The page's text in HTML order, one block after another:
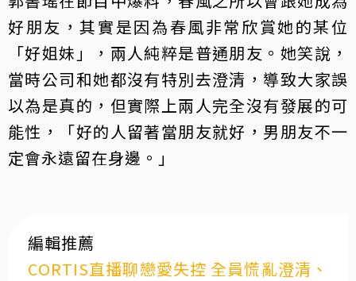
好朋友，其實是因為春風非常欣賞她的某位
「好姐妹」，兩人純粹是普通朋友。她笑說，
當時公司和她都沒有特別去澄清，導致大家誤
以為是真的，但實際上兩人完全沒有發展的可
能性，「好的人留著當朋友就好，男朋友不一
定會永遠留在身邊。」
編輯推薦
CORTIS直播聊戀愛失控 全員慌亂澄清、